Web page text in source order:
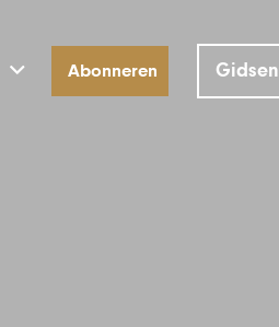
Abonneren Gidsen